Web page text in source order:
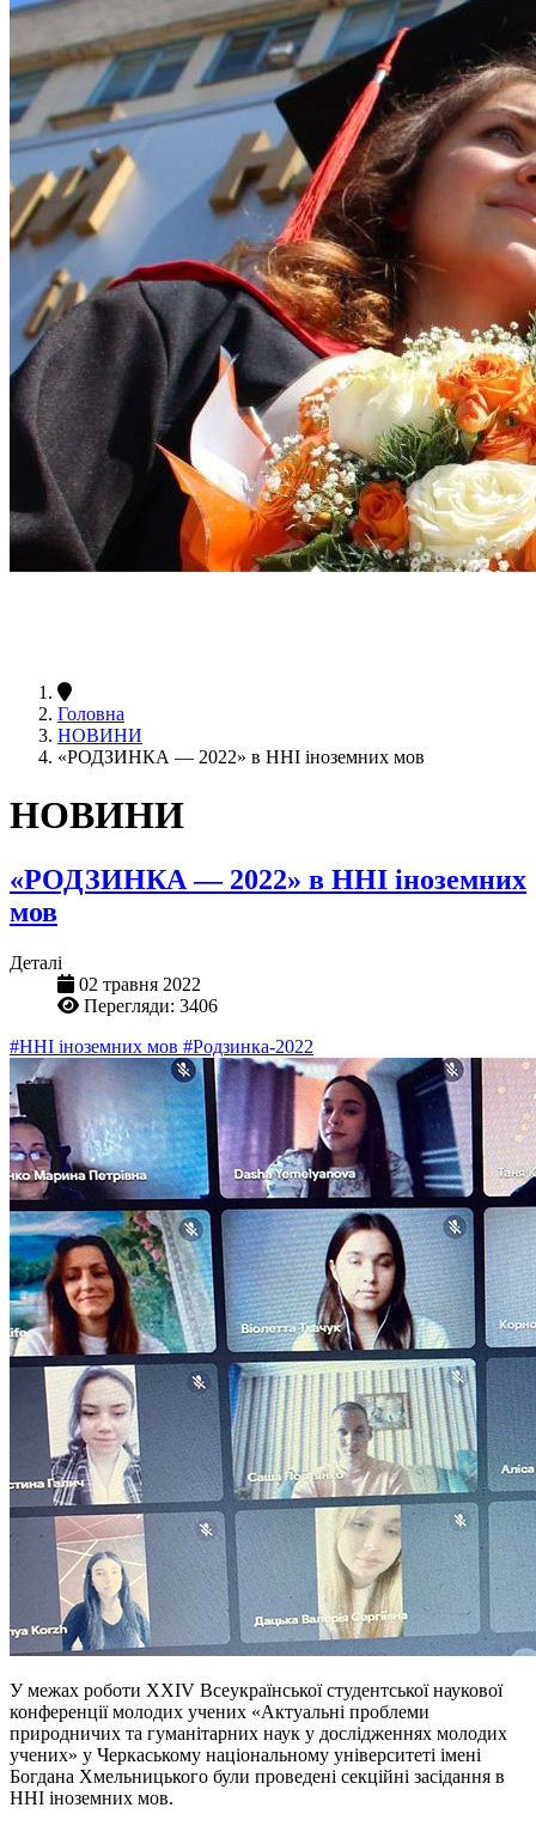
Головна
НОВИНИ
«РОДЗИНКА — 2022» в ННІ іноземних мов
НОВИНИ
«РОДЗИНКА — 2022» в ННІ іноземних
мов
Деталі
02 травня 2022
Перегляди: 3406
#ННІ іноземних мов #Родзинка-2022
У межах роботи XХІV Всеукраїнської студентської наукової
конференції молодих учених «Актуальні проблеми
природничих та гуманітарних наук у дослідженнях молодих
учених» у Черкаському національному університеті імені
Богдана Хмельницького були проведені секційні засідання в
ННІ іноземних мов.